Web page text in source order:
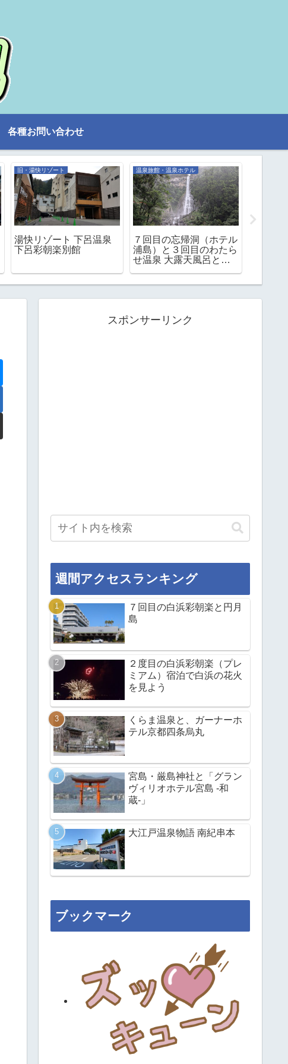
各種お問い合わせ
旧・湯快リゾート
湯快リゾート 下呂温泉
下呂彩朝楽別館
温泉旅館・温泉ホテル
７回目の忘帰洞（ホテル
浦島）と３回目のわたら
せ温泉 大露天風呂と３
スポンサーリンク
週間アクセスランキング
７回目の白浜彩朝楽と円月
島
２度目の白浜彩朝楽（プレ
ミアム）宿泊で白浜の花火
を見よう
くらま温泉と、ガーナーホ
テル京都四条烏丸
宮島・厳島神社と「グラン
ヴィリオホテル宮島 -和
蔵-」
大江戸温泉物語 南紀串本
ブックマーク